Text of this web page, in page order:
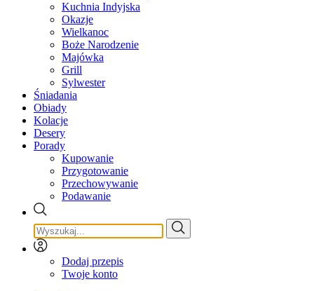
Kuchnia Indyjska
Okazje
Wielkanoc
Boże Narodzenie
Majówka
Grill
Sylwester
Śniadania
Obiady
Kolacje
Desery
Porady
Kupowanie
Przygotowanie
Przechowywanie
Podawanie
Dodaj przepis
Twoje konto